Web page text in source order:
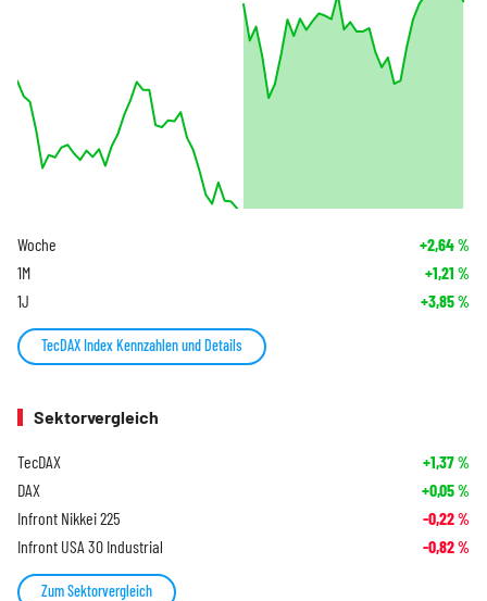
Woche +2,64%
1M +1,21 %
1J +3,85%
TecDAX Index Kennzahlen und Details
Sektorvergleich
TecDAX +1,37%
DAX +0,05%
Infront Nikkei 225 -0,22%
Infront USA 30 Industrial -0,82%
Zum Sektorvergleich